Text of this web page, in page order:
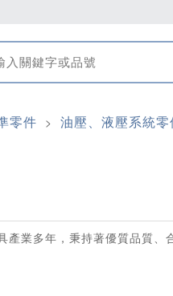
零件 > 油壓、液壓系統零
業多年，秉持著優質品質